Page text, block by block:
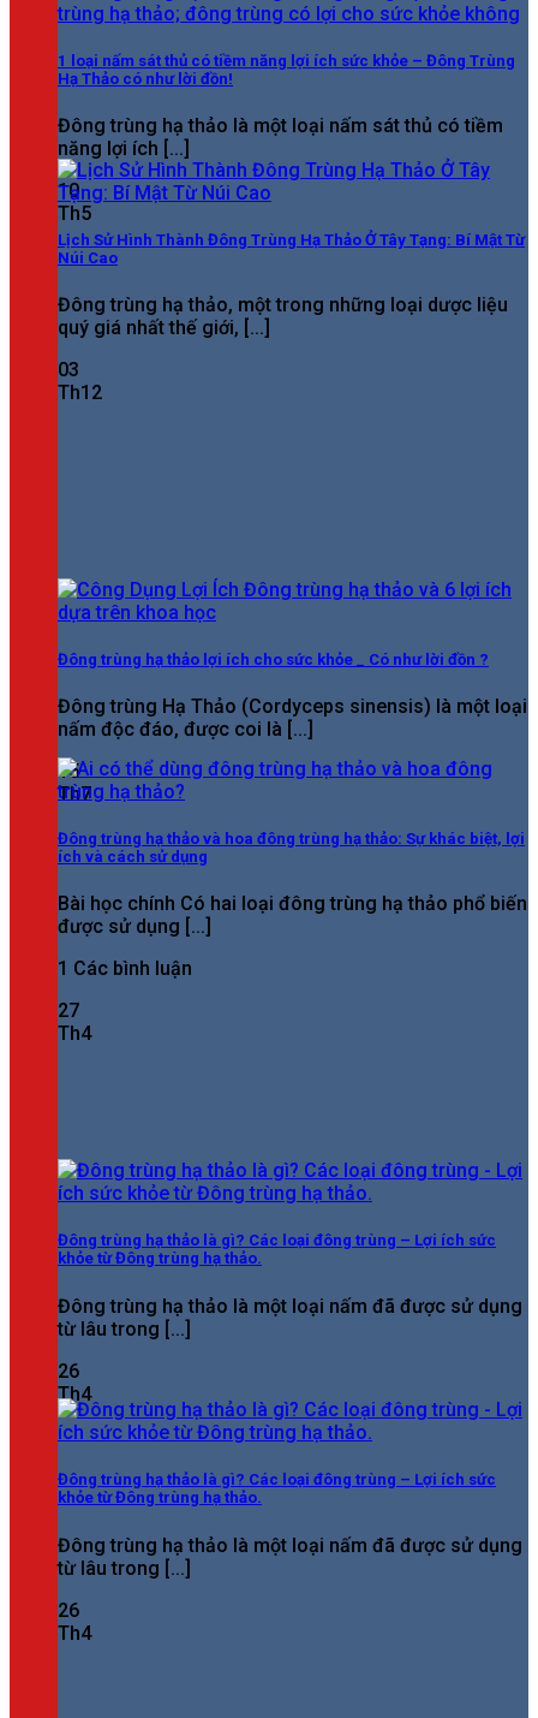
1 loại nấm sát thủ có tiềm năng lợi ích sức khỏe – Đông Trùng
Hạ Thảo có như lời đồn!
Đông trùng hạ thảo là một loại nấm sát thủ có tiềm
năng lợi ích [...]
10
Th5
Đông trùng hạ thảo lợi ích cho sức khỏe _ Có như lời đồn ?
Đông trùng Hạ Thảo (Cordyceps sinensis) là một loại
nấm độc đáo, được coi là [...]
15
Th7
Đông trùng hạ thảo là gì? Các loại đông trùng – Lợi ích sức
khỏe từ Đông trùng hạ thảo.
Đông trùng hạ thảo là một loại nấm đã được sử dụng
từ lâu trong [...]
26
Th4
Lịch Sử Hình Thành Đông Trùng Hạ Thảo Ở Tây Tạng: Bí Mật Từ
Núi Cao
Đông trùng hạ thảo, một trong những loại dược liệu
quý giá nhất thế giới, [...]
03
Th12
Đông trùng hạ thảo và hoa đông trùng hạ thảo: Sự khác biệt, lợi
ích và cách sử dụng
Bài học chính Có hai loại đông trùng hạ thảo phổ biến
được sử dụng [...]
1 Các bình luận
27
Th4
Đông trùng hạ thảo là gì? Các loại đông trùng – Lợi ích sức
khỏe từ Đông trùng hạ thảo.
Đông trùng hạ thảo là một loại nấm đã được sử dụng
từ lâu trong [...]
26
Th4